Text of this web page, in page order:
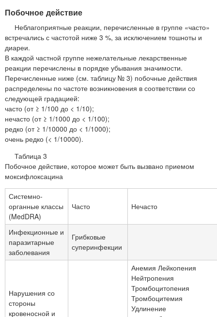
Побочное действие
Неблагоприятные реакции, перечисленные в группе «часто»
встречались с частотой ниже 3 %, за исключением тошноты и
диареи.
В каждой частной группе нежелательные лекарственные
реакции перечислены в порядке убывания значимости.
Перечисленные ниже (см. таблицу № 3) побочные действия
распределены по частоте возникновения в соответствии со
следующей градацией:
часто (от ≥ 1/100 до < 1/10);
нечасто (от ≥ 1/1000 до < 1/100);
редко (от ≥ 1/10000 до < 1/1000);
очень редко (< 1/10000).
Таблица 3
Побочное действие, которое может быть вызвано приемом
моксифлоксацина
Системно-
органные классы
(MedDRA)
Часто Нечасто
Инфекционные и
паразитарные
заболевания
Грибковые
суперинфекции
Нарушения со
стороны
кровеносной и
Анемия Лейкопения
Нейтропения
Тромбоцитопения
Тромбоцитемия
Удлинение